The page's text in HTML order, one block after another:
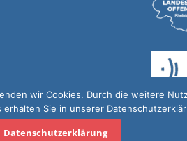
wir Cookies. Durch die weitere
Sie in unserer
Datenschutzerklärung